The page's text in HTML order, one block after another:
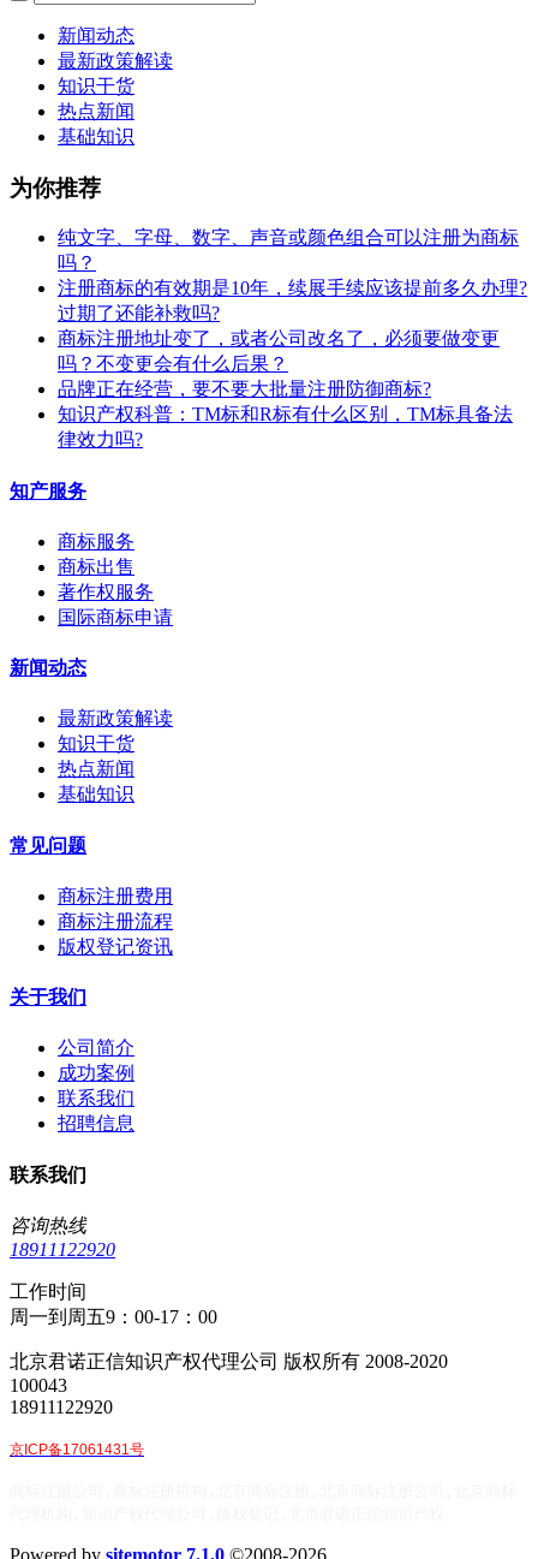
新闻动态
最新政策解读
知识干货
热点新闻
基础知识
为你推荐
纯文字、字母、数字、声音或颜色组合可以注册为商标
吗？
注册商标的有效期是10年，续展手续应该提前多久办理?
过期了还能补救吗?
商标注册地址变了，或者公司改名了，必须要做变更
吗？不变更会有什么后果？
​品牌正在经营，要不要大批量注册防御商标?
知识产权科普：TM标和R标有什么区别，TM标具备法
律效力吗?
知产服务
商标服务
商标出售
著作权服务
国际商标申请
新闻动态
最新政策解读
知识干货
热点新闻
基础知识
常见问题
商标注册费用
商标注册流程
版权登记资讯
关于我们
公司简介
成功案例
联系我们
招聘信息
联系我们
咨询热线
18911122920
工作时间
周一到周五9：00-17：00
北京君诺正信知识产权代理公司 版权所有 2008-2020
100043
18911122920
京ICP备17061431号
Powered by sitemotor 7.1.0 ©2008-2026